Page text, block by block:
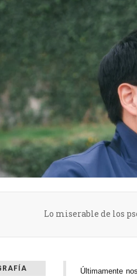
Lo miserable de los
Últimamente